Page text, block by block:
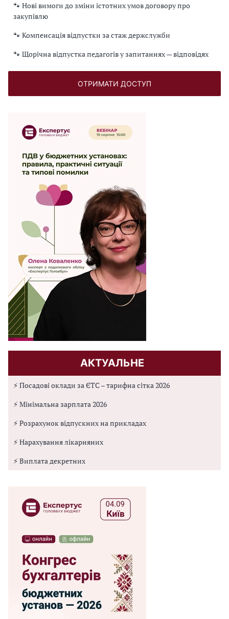
🐾 Нові вимоги до зміни істотних умов договору про
закупівлю
🐾 Компенсація відпустки за стаж держслужби
🐾 Щорічна відпустка педагогів у запитаннях — відповідях
ОТРИМАТИ ДОСТУП
АКТУАЛЬНЕ
⚡ Посадові оклади за ЄТС – тарифна сітка 2026
⚡ Мінімальна зарплата 2026
⚡ Розрахунок відпускних на прикладах
⚡ Нарахування лікарняних
⚡ Виплата декретних